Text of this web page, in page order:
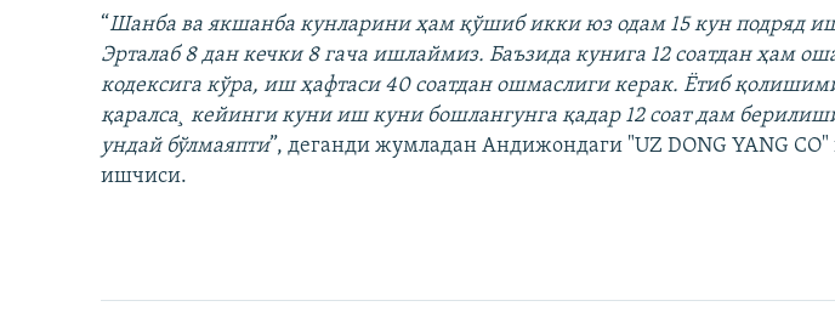
“Шанба ва якшанба кунларини ҳам қўшиб икки юз одам 15 кун подряд
Эрталаб 8 дан кечки 8 гача ишлаймиз. Баъзида кунига 12 соатдан ҳам
кодексига кўра, иш ҳафтаси 40 соатдан ошмаслиги керак. Ётиб
қаралса¸ кейинги куни иш куни бошлангунга қадар 12 соат дам
ундай бўлмаяпти”, деганди жумладан Андижондаги "UZ DONG YANG CO"
ишчиси.